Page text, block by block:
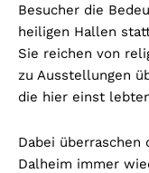
Besucher die
heiligen Hallen
Sie reichen von
zu Ausstellungen
die hier einst
Dabei
Dalheim immer